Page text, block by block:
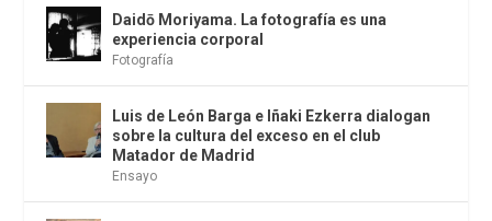
Daidō Moriyama. La fotografía es una
experiencia corporal
Fotografía
Luis de León Barga e Iñaki Ezkerra dialogan
sobre la cultura del exceso en el club
Matador de Madrid
Ensayo